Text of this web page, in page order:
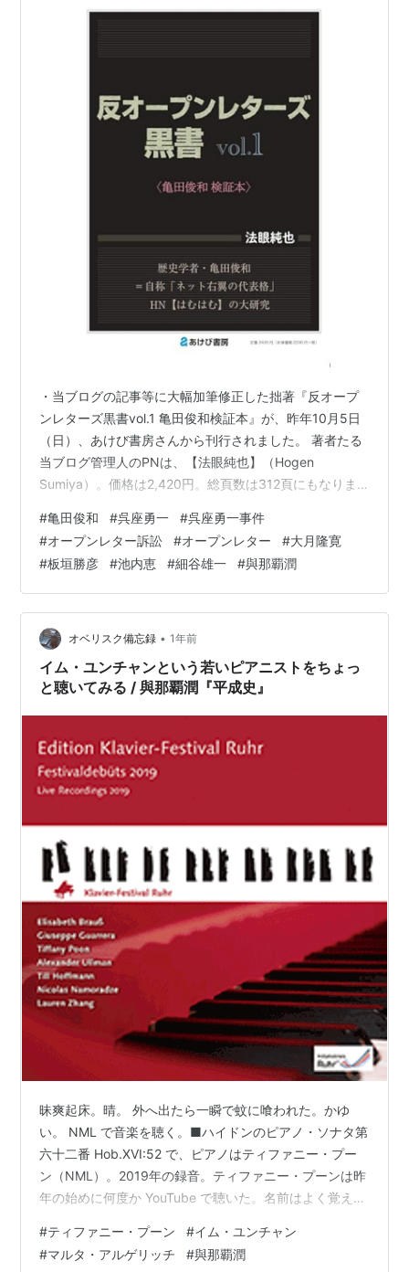
・当ブログの記事等に大幅加筆修正した拙著『反オープ
ンレターズ黒書vol.1 亀田俊和検証本』が、昨年10月5日
（日）、あけび書房さんから刊行されました。 著者たる
当ブログ管理人のPNは、【法眼純也】（Hogen
Sumiya）。価格は2,420円。総頁数は312頁にもなりま
黒書vol.1 亀田俊和検証本 作者:法眼純也 あけび書房
Amazon 恐縮ながら、拙著の書籍版は自費出版のため、
少部数であり、ご所望であれば……版元のあけび書房さん
の公式HPの他、Amazon、楽天ブックス、丸善ジュンク
堂書店等でお早めにご購…
#亀田俊和 #呉座勇一 #呉座勇一事件
#オープンレター訴訟 #オープンレター #大月隆寛
#板垣勝彦 #池内恵 #細谷雄一 #與那覇潤
オベリスク備忘録 • 1年前
イム・ユンチャンという若いピアニストをちょっ
と聴いてみる / 與那覇潤『平成史』
昧爽起床。晴。 外へ出たら一瞬で蚊に喰われた。かゆ
い。 NML で音楽を聴く。■ハイドンのピアノ・ソナタ第
六十二番 Hob.XVI:52 で、ピアノはティファニー・プー
ン（NML）。2019年の録音。ティファニー・プーンは昨
年の始めに何度か YouTube で聴いた。名前はよく覚えて
トという。 バッハのフランス組曲第五番 BWV816 も聴
く。ハイドンもだが、音がきれいだという印象。それほ
#ティファニー・プーン #イム・ユンチャン
#マルタ・アルゲリッチ #與那覇潤